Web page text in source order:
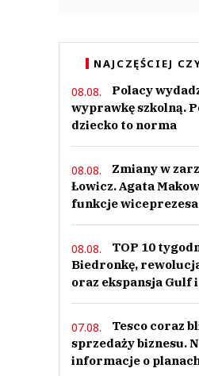
NAJCZĘŚCIEJ
08.08.
Polacy
wyprawkę szkolną.
dziecko to norma
08.08.
Zmiany w
Łowicz. Agata
funkcje wiceprezesa
08.08.
TOP 10
Biedronkę,
oraz ekspansja Gulf
07.08.
Tesco coraz
sprzedaży biznesu.
informacje o